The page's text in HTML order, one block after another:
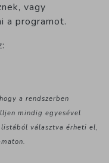
vagy
a programot.
a rendszerben
mindig egyesével
választva érheti el,